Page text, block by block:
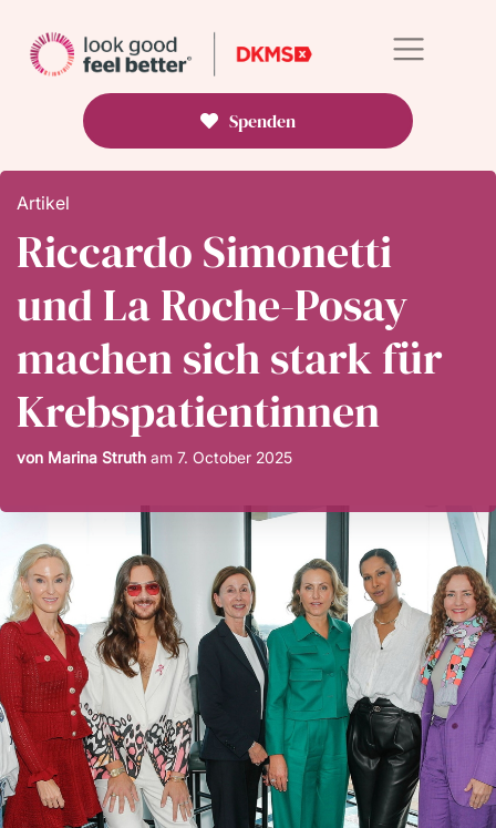
Spenden
Artikel
Riccardo Simonetti
und La Roche-Posay
machen sich stark für
Krebspatientinnen
von Marina Struth am 7. October 2025